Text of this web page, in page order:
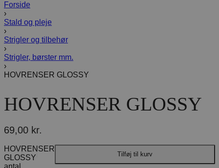
Forside
›
Stald og pleje
›
Strigler og tilbehør
›
Strigler, børster mm.
›
HOVRENSER GLOSSY
HOVRENSER GLOSSY
69,00 kr.
HOVRENSER
GLOSSY
antal
Tilføj til kurv